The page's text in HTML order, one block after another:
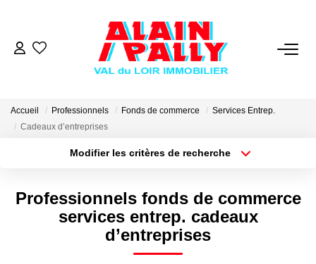
VENTE
LOCATION
GESTION
DERNIERES VENTES
NOS AGENCES
Accueil Professionnels Fonds de commerce
Services Entrep.
Cadeaux d’entreprises
Modifier les critères de recherche
Sélectionnez...
Type de bien
Professionnels fonds de commerce
services entrep. cadeaux
d’entreprises